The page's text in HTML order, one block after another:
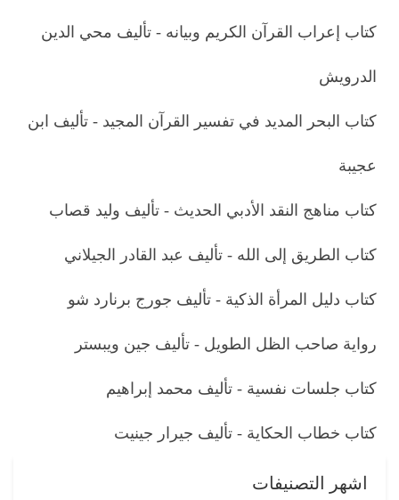
كتاب إعراب القرآن الكريم وبيانه - تأليف محي الدين
الدرويش
كتاب البحر المديد في تفسير القرآن المجيد - تأليف ابن
عجيبة
كتاب مناهج النقد الأدبي الحديث - تأليف وليد قصاب
كتاب الطريق إلى الله - تأليف عبد القادر الجيلاني
كتاب دليل المرأة الذكية - تأليف جورج برنارد شو
رواية صاحب الظل الطويل - تأليف جين ويبستر
كتاب جلسات نفسية - تأليف محمد إبراهيم
كتاب خطاب الحكاية - تأليف جيرار جينيت
اشهر التصنيفات